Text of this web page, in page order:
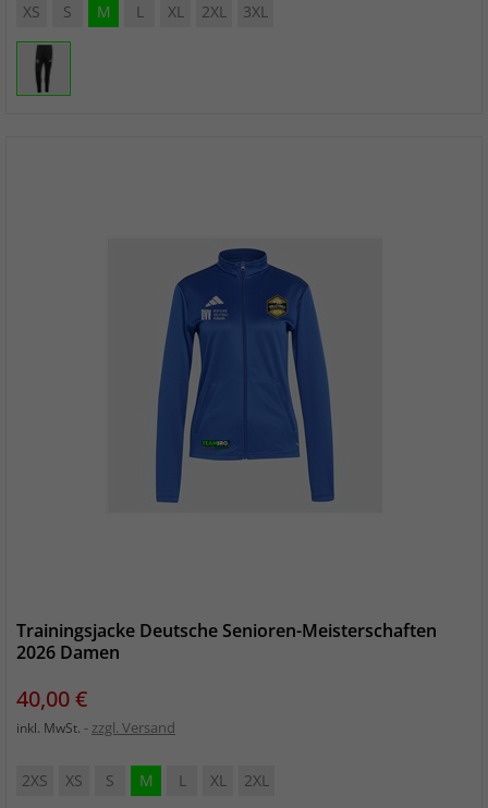
XS S M L XL 2XL 3XL
Trainingsjacke Deutsche Senioren-Meisterschaften
2026 Damen
Preis
40,00 €
inkl. MwSt. zzgl. Versand
2XS XS S M L XL 2XL